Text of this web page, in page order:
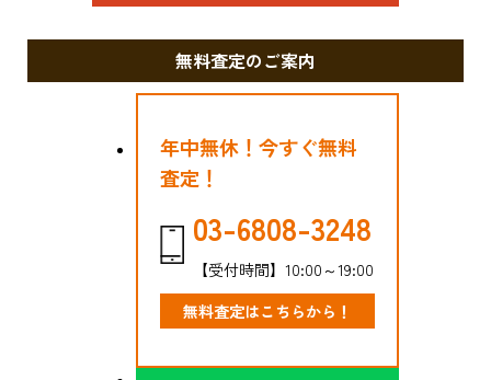
無料査定のご案内
年中無休！今すぐ無料
査定！
03-6808-3248
【受付時間】10:00～19:00
無料査定はこちらから！